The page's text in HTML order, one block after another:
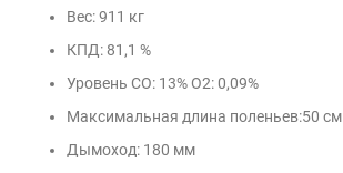
Вес: 911 кг
КПД: 81,1 %
Уровень CO: 13% O2: 0,09%
Максимальная длина поленьев:50 см
Дымоход: 180 мм